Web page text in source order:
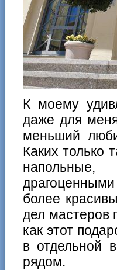
К моему
даже для
меньший
Каких
напольные,
более
дел мастеров
как этот
в отдельной
рядом.